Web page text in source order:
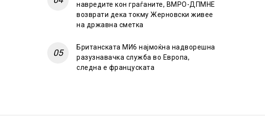
навредите кон граѓаните, ВМРО-ДПМНЕ
возврати дека токму Жерновски живее
на државна сметка
Британската МИ6 најмоќна надворешна
разузнавачка служба во Европа,
следна е француската